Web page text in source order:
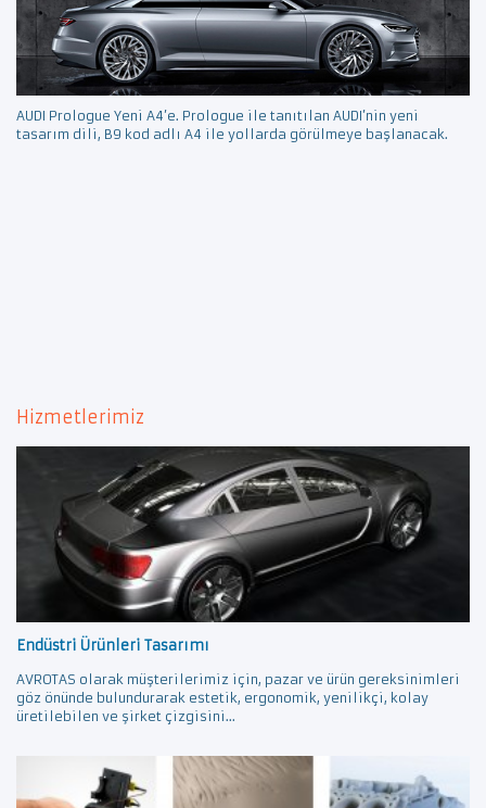
AUDI Prologue Yeni A4’e. Prologue ile tanıtılan AUDI’nin yeni
tasarım dili, B9 kod adlı A4 ile yollarda görülmeye başlanacak.
Hizmetlerimiz
Endüstri Ürünleri Tasarımı
AVROTAS olarak müşterilerimiz için, pazar ve ürün gereksinimleri
göz önünde bulundurarak estetik, ergonomik, yenilikçi, kolay
üretilebilen ve şirket çizgisini...